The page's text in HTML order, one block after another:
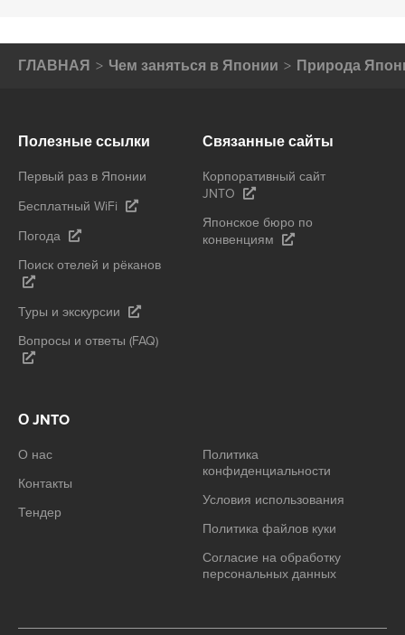
ГЛАВНАЯ Чем заняться в Японии Природа
Полезные ссылки
Первый раз в Японии
Бесплатный WiFi
Погода
Поиск отелей и рёканов
Туры и экскурсии
Вопросы и ответы (FAQ)
Связанные сайты
Корпоративный сайт
JNTO
Японское бюро по
конвенциям
О JNTO
О нас
Контакты
Тендер
Политика
конфиденциальности
Условия использования
Политика файлов куки
Согласие на обработку
персональных данных